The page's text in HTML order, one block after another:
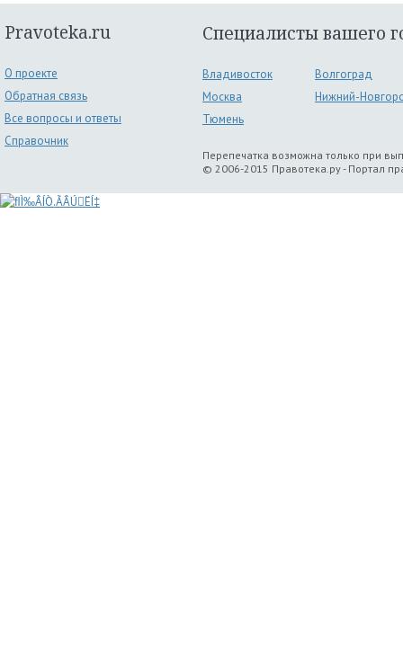
Pravoteka.ru
О проекте
Обратная связь
Все вопросы и ответы
Справочник
Специалисты вашего
Владивосток
Волгоград
Москва
Нижний-
Тюмень
Перепечатка возможна только при
© 2006-2015 Правотека.ру - Портал